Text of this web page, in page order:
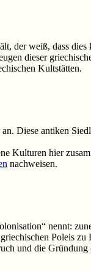
der weiß, dass
dieser
Kultstätten.
Diese antiken
Kulturen hier
nachweisen.
nennt:
Poleis
und die